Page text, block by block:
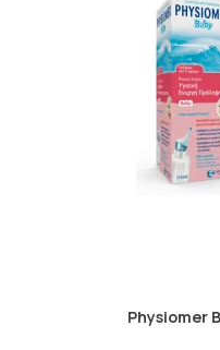
Physiomer